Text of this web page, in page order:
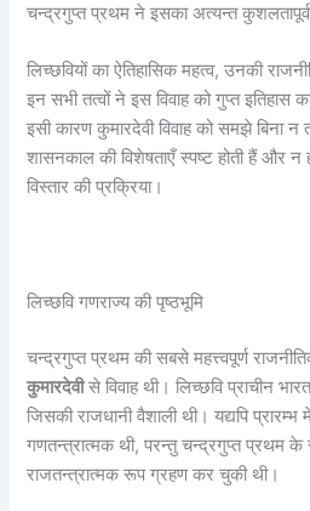
चन्द्रगुप्त प्रथम ने इसका अत्यन्त
लिच्छवियों का ऐतिहासिक महत्व, उनकी
इन सभी तत्वों ने इस विवाह को गुप्त इतिहास
इसी कारण कुमारदेवी विवाह को समझे बिना
शासनकाल की विशेषताएँ स्पष्ट होती हैं और न
विस्तार की प्रक्रिया।
लिच्छवि गणराज्य की पृष्ठभूमि
चन्द्रगुप्त प्रथम की सबसे महत्त्वपूर्ण
कुमारदेवीसे विवाह थी। लिच्छवि प्राचीन
जिसकी राजधानी वैशाली थी। यद्यपि
गणतन्त्रात्मक थी, परन्तु चन्द्रगुप्त प्रथम
राजतन्त्रात्मक रूप ग्रहण कर चुकी थी।